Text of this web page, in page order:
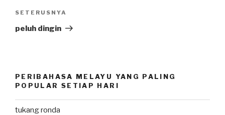
Next
Post
SETERUSNYA
peluh dingin
PERIBAHASA MELAYU YANG PALING
POPULAR SETIAP HARI
tukang ronda